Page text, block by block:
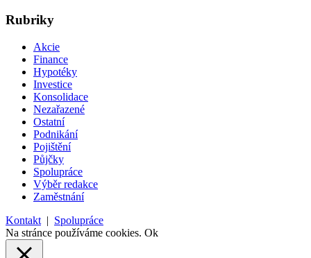
Rubriky
Akcie
Finance
Hypotéky
Investice
Konsolidace
Nezařazené
Ostatní
Podnikání
Pojištění
Půjčky
Spolupráce
Výběr redakce
Zaměstnání
Kontakt | Spolupráce
Na stránce používáme cookies. Ok